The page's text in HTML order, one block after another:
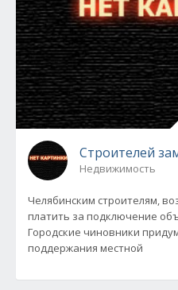
Строителей
Недвижимость
Челябинским строителям,
платить за подключение
Городские чиновники
поддержания местной